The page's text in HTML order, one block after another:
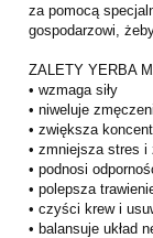
za pomocą
gospodarzowi,
ZALETY YERBA
• wzmaga siły
• niweluje
• zwiększa
• zmniejsza stres i
• podnosi
• polepsza
• czyści krew i
• balansuje układ